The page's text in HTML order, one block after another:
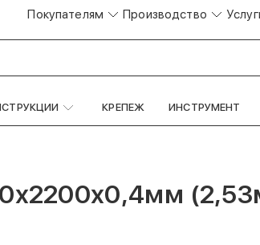
Покупателям Производство
КРЕПЕЖ ИНСТРУМЕНТ